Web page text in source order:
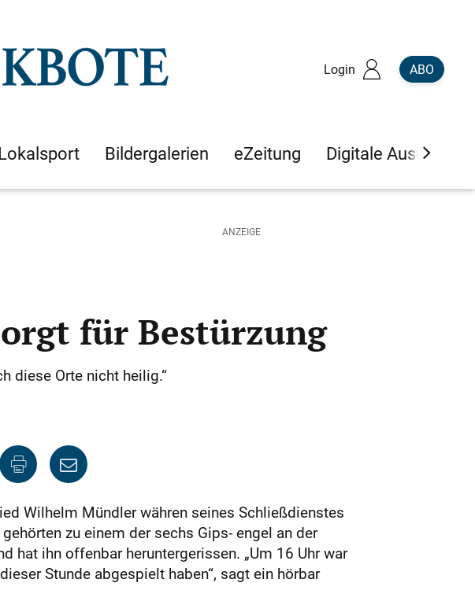
Login ABO
Bildergalerien eZeitung Digitale Ausgaben
für Bestürzung
diese Orte nicht heilig.“
Wilhelm Mündler währen seines Schließdienstes
zu einem der sechs Gips- engel an der
hat ihn offenbar heruntergerissen. „Um 16 Uhr war
Stunde abgespielt haben“, sagt ein hörbar